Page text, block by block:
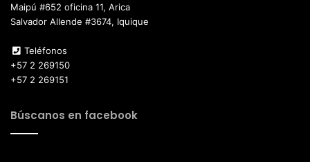
Maipú #652 oficina 11, Arica
Salvador Allende #3674, Iquique
Teléfonos
+57 2 269150
+57 2 269151
Búscanos en facebook